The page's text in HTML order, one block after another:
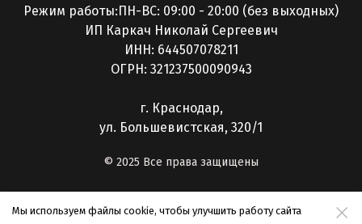
Режим работы:ПН-ВС: 09:00 - 20:00 (без выходных)
ИП Каркач Николай Сергеевич
ИНН: 644507078211
ОГРН: 321237500090943
г. Краснодар,
ул. Большевистская, 320/1
© 2025 Все права защищены
Мы используем файлы cookie, чтобы улучшить работу сайта